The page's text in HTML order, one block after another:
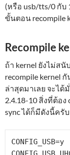
(หรือ usb/tts/0 กั
ขั้นตอน recompile
Recompile
ถ้า kernel ยังไม่สนั
recompile kernel
ล่าสุดมาเลย จะได้
2.4.18-10 สิ่งที่ต้อง
sync ได้ก็มีดังนี้ครับ
CONFIG_USB=y